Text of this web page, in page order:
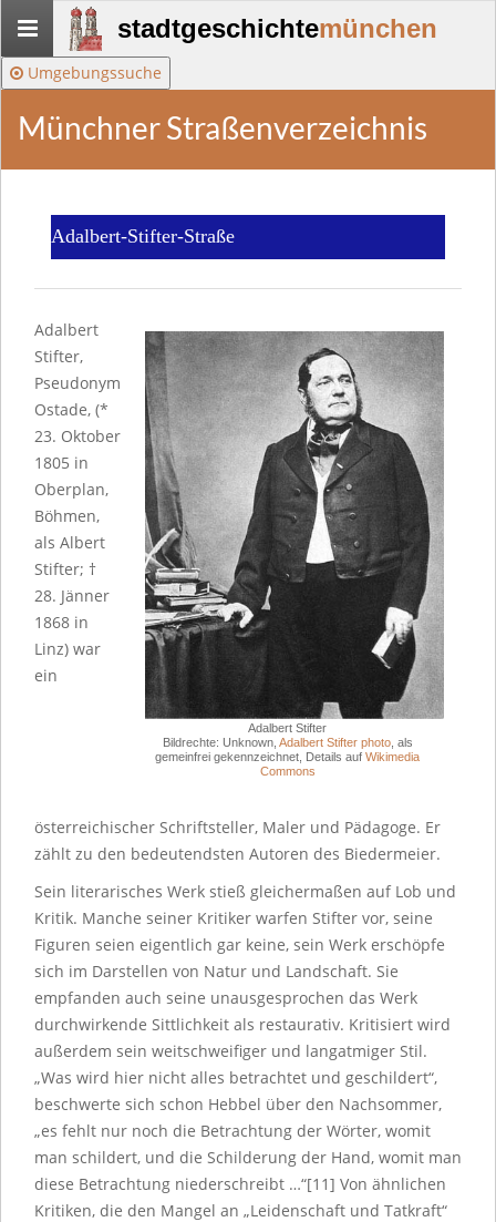
Stadtgeschichte-
München
stadtgeschichtemünchen
Umgebungssuche
Münchner Straßenverzeichnis
Adalbert-Stifter-Straße
Adalbert Stifter
Bildrechte: Unknown, Adalbert Stifter photo, als
gemeinfrei gekennzeichnet, Details aufWikimedia
Commons
Adalbert
Stifter,
Pseudonym
Ostade, (*
23. Oktober
1805 in
Oberplan,
Böhmen,
als Albert
Stifter; †
28. Jänner
1868 in
Linz) war
ein
österreichischer Schriftsteller, Maler und Pädagoge. Er
zählt zu den bedeutendsten Autoren des Biedermeier.
Sein literarisches Werk stieß gleichermaßen auf Lob und
Kritik. Manche seiner Kritiker warfen Stifter vor, seine
Figuren seien eigentlich gar keine, sein Werk erschöpfe
sich im Darstellen von Natur und Landschaft. Sie
empfanden auch seine unausgesprochen das Werk
durchwirkende Sittlichkeit als restaurativ. Kritisiert wird
außerdem sein weitschweifiger und langatmiger Stil.
„Was wird hier nicht alles betrachtet und geschildert“,
beschwerte sich schon Hebbel über den Nachsommer,
„es fehlt nur noch die Betrachtung der Wörter, womit
man schildert, und die Schilderung der Hand, womit man
diese Betrachtung niederschreibt …“[11] Von ähnlichen
Kritiken, die den Mangel an „Leidenschaft und Tatkraft“